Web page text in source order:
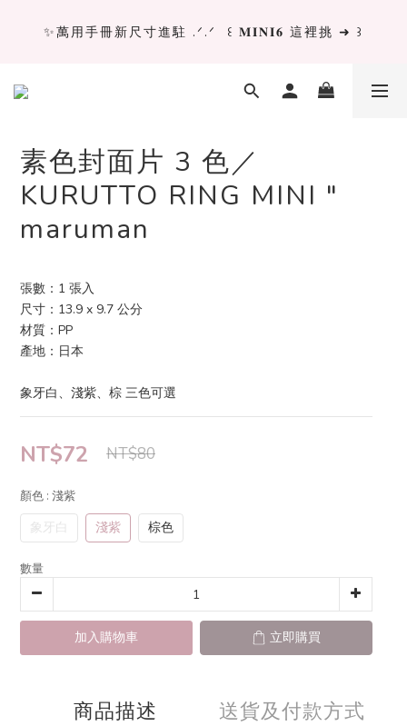
✨萬用手冊新尺寸進駐 .ᐟ.ᐟ  ꒰ 𝐌𝐈𝐍𝐈𝟔 這裡挑 ➜ ꒱
✨萬用手冊新尺寸進駐 .ᐟ.ᐟ  ꒰ 𝐌𝐈𝐍𝐈𝟔 這裡挑 ➜ ꒱
[ 𝙇𝙖 𝘿𝙤𝙡𝙘𝙚 𝙑𝙞𝙩𝙖 ] 甜蜜慢旅 系列 𝙉𝙀𝙒 𝙄𝙉 →
獨立文具店 X iMAT 聯名印章墊 ୨୧💝滿額送蛇年限定切
割墊
✨萬用手冊新尺寸進駐 .ᐟ.ᐟ  ꒰ 𝐌𝐈𝐍𝐈𝟔 這裡挑 ➜ ꒱
素色封面片 3 色／
KURUTTO RING MINI "
maruman
張數：1 張入
尺寸：13.9 x 9.7 公分
材質：PP
產地：日本
象牙白、淺紫、棕 三色可選
NT$72 NT$80
顏色 : 淺紫
象牙白 淺紫 棕色
數量
加入購物車 立即購買
商品描述 送貨及付款方式